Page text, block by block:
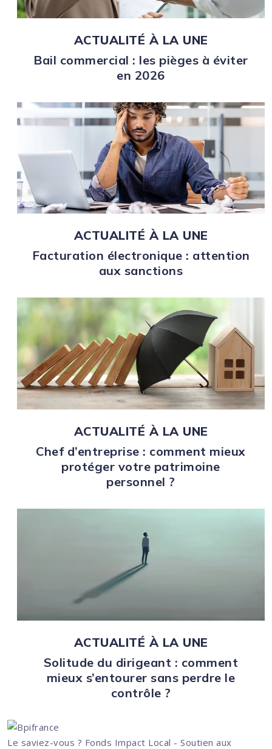
ACTUALITÉ À LA UNE
Bail commercial : les pièges à éviter
en 2026
ACTUALITÉ À LA UNE
Facturation électronique : attention
aux sanctions
ACTUALITÉ À LA UNE
Chef d’entreprise : comment mieux
protéger votre patrimoine
personnel ?
ACTUALITÉ À LA UNE
Solitude du dirigeant : comment
mieux s’entourer sans perdre le
contrôle ?
Le saviez-vous ? Fonds Impact Local - Soutien aux